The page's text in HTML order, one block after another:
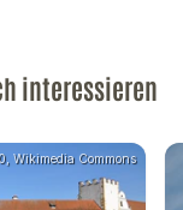
interessieren
Wikimedia Commons